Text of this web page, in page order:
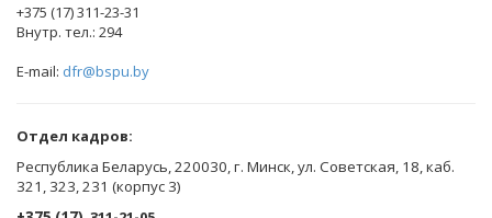
+375 (17) 311-23-31
Внутр. тел.: 294
E-mail: dfr@bspu.by
Отдел кадров:
Республика Беларусь, 220030, г. Минск, ул. Советская, 18, каб.
321, 323, 231 (корпус 3)